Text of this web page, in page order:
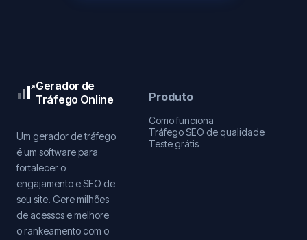
Gerador de
Tráfego Online
Um gerador de tráfego
é um software para
fortalecer o
engajamento e SEO de
seu site. Gere milhões
de acessos e melhore
o rankeamento com o
Produto
Como funciona
Tráfego SEO de qualidade
Teste grátis